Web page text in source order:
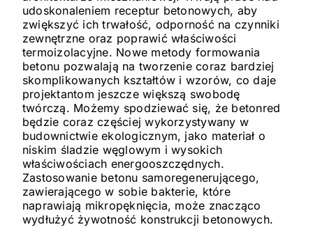
udoskonaleniem receptur betonowych, aby
zwiększyć ich trwałość, odporność na czynniki
zewnętrzne oraz poprawić właściwości
termoizolacyjne. Nowe metody formowania
betonu pozwalają na tworzenie coraz bardziej
skomplikowanych kształtów i wzorów, co daje
projektantom jeszcze większą swobodę
twórczą. Możemy spodziewać się, że betonred
będzie coraz częściej wykorzystywany w
budownictwie ekologicznym, jako materiał o
niskim śladzie węglowym i wysokich
właściwościach energooszczędnych.
Zastosowanie betonu samoregenerującego,
zawierającego w sobie bakterie, które
naprawiają mikropęknięcia, może znacząco
wydłużyć żywotność konstrukcji betonowych.